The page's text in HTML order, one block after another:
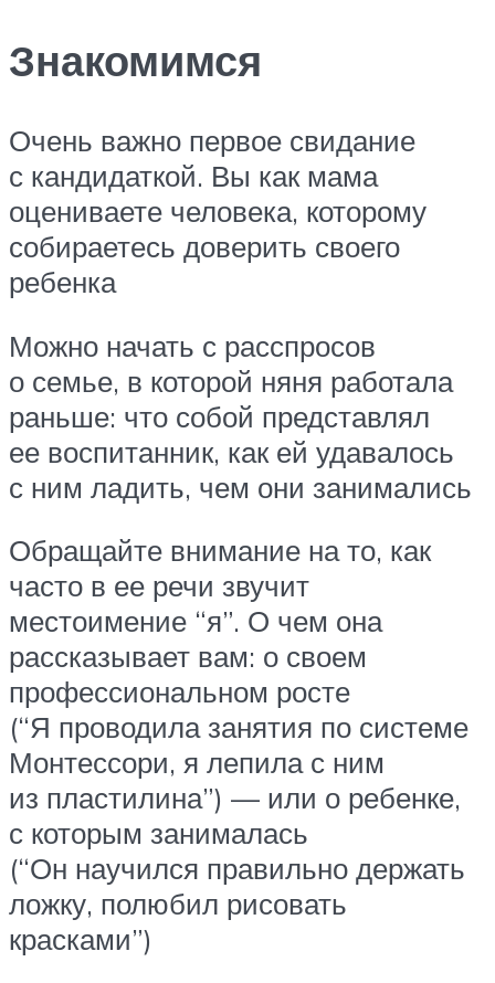
Знакомимся
Очень важно первое свидание
с кандидаткой. Вы как мама
оцениваете человека, которому
собираетесь доверить своего
ребенка
Можно начать с расспросов
о семье, в которой няня работала
раньше: что собой представлял
ее воспитанник, как ей удавалось
с ним ладить, чем они занимались
Обращайте внимание на то, как
часто в ее речи звучит
местоимение “я”. О чем она
рассказывает вам: о своем
профессиональном росте
(“Я проводила занятия по системе
Монтессори, я лепила с ним
из пластилина”) — или о ребенке,
с которым занималась
(“Он научился правильно держать
ложку, полюбил рисовать
красками”)